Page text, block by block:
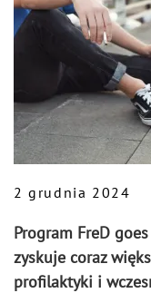
2 grudnia 2024
Program FreD
zyskuje coraz
profilaktyki i